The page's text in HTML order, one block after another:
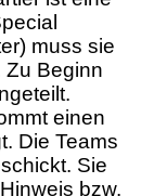
muss sie
Zu Beginn
einen
Die Teams
Sie
bzw.